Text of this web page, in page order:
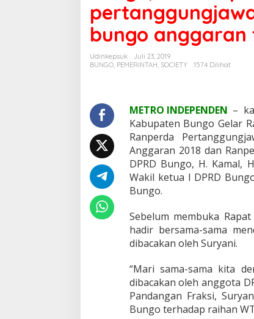
o
g
e
l
r
a
p
a
r
i
p
u
a
p
e
n
a
m
a
i
bungo anggaran
Udinkepsuk
Juli 23, 2019
BUNGO, PEMERINTAH, SOCIETY 1574 Dilihat
METRO INDEPENDEN –
Kabupaten Bungo Gelar
Ranperda
Anggaran 2018 dan
DPRD Bungo, H. Kamal,
Wakil ketua I DPRD
Bungo.
Sebelum membuka
hadir bersama-sama
dibacakan oleh Suryani.
“Mari sama-sama kita
dibacakan oleh anggota
Pandangan Fraksi,
Bungo terhadap raihan